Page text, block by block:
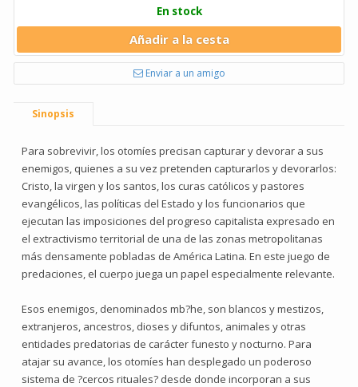
En stock
Añadir a la cesta
Enviar a un amigo
Sinopsis
Para sobrevivir, los otomíes precisan capturar y devorar a sus
enemigos, quienes a su vez pretenden capturarlos y devorarlos:
Cristo, la virgen y los santos, los curas católicos y pastores
evangélicos, las políticas del Estado y los funcionarios que
ejecutan las imposiciones del progreso capitalista expresado en
el extractivismo territorial de una de las zonas metropolitanas
más densamente pobladas de América Latina. En este juego de
predaciones, el cuerpo juega un papel especialmente relevante.
Esos enemigos, denominados mb?he, son blancos y mestizos,
extranjeros, ancestros, dioses y difuntos, animales y otras
entidades predatorias de carácter funesto y nocturno. Para
atajar su avance, los otomíes han desplegado un poderoso
sistema de ?cercos rituales? desde donde incorporan a sus